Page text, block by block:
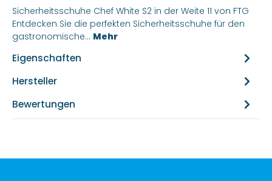
Sicherheitsschuhe Chef White S2 in der Weite 11 von FTG
Entdecken Sie die perfekten Sicherheitsschuhe für den
gastronomische… Mehr
Eigenschaften
Hersteller
Bewertungen